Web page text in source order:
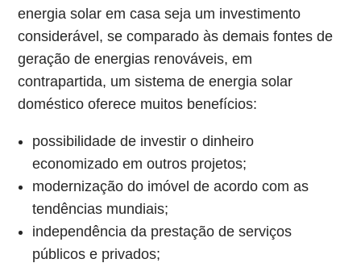
energia solar em casa seja um investimento
considerável, se comparado às demais fontes de
geração de energias renováveis, em
contrapartida, um sistema de energia solar
doméstico oferece muitos benefícios:
possibilidade de investir o dinheiro
economizado em outros projetos;
modernização do imóvel de acordo com as
tendências mundiais;
independência da prestação de serviços
públicos e privados;